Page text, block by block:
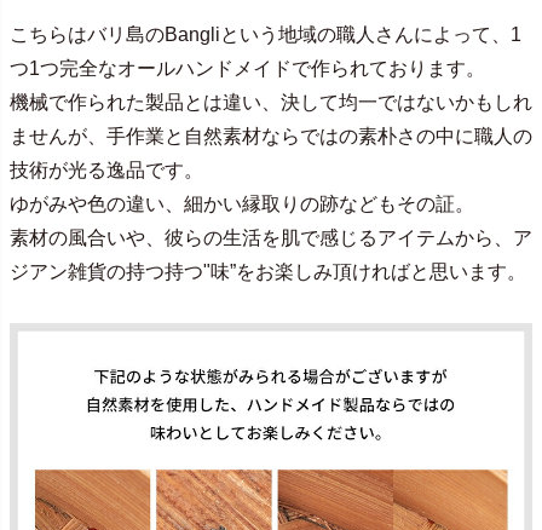
こちらはバリ島のBangliという地域の職人さんによって、1
つ1つ完全なオールハンドメイドで作られております。
機械で作られた製品とは違い、決して均一ではないかもしれ
ませんが、手作業と自然素材ならではの素朴さの中に職人の
技術が光る逸品です。
ゆがみや色の違い、細かい縁取りの跡などもその証。
素材の風合いや、彼らの生活を肌で感じるアイテムから、ア
ジアン雑貨の持つ持つ"味”をお楽しみ頂ければと思います。